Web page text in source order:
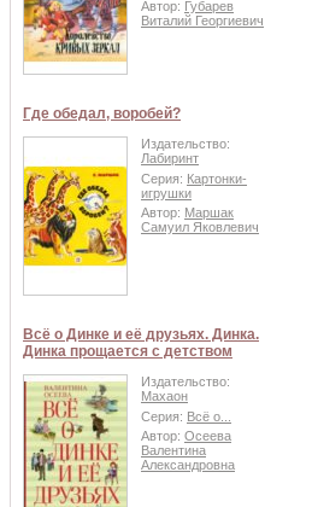
Автор: Губарев
Виталий Георгиевич
Где обедал, воробей?
Издательство:
Лабиринт
Серия: Картонки-
игрушки
Автор: Маршак
Самуил Яковлевич
Всё о Динке и её друзьях. Динка.
Динка прощается с детством
Издательство:
Махаон
Серия: Всё о...
Автор: Осеева
Валентина
Александровна